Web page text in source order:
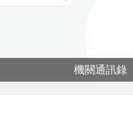
機關通訊錄